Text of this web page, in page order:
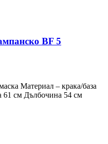
BF 5
Материал – крака/база
61 см Дълбочина 54 см